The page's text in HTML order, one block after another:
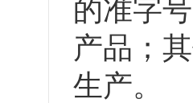
的准字
产品；
生产。